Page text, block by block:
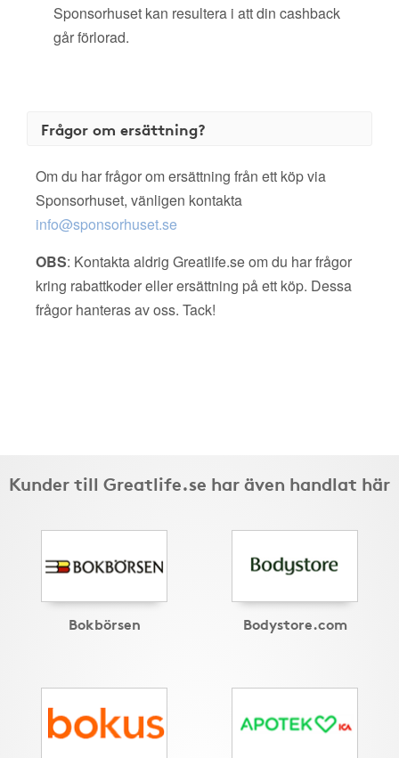
Sponsorhuset kan resultera i att din cashback
går förlorad.
Frågor om ersättning?
Om du har frågor om ersättning från ett köp via
Sponsorhuset, vänligen kontakta
info@sponsorhuset.se
OBS: Kontakta aldrig Greatlife.se om du har frågor
kring rabattkoder eller ersättning på ett köp. Dessa
frågor hanteras av oss. Tack!
Kunder till Greatlife.se har även handlat här
Bokbörsen Bodystore.com